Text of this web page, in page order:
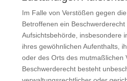
Im Falle von Verstößen gegen
Betroffenen ein Beschwerderecht
Aufsichtsbehörde, insbesondere
ihres gewöhnlichen Aufenthalts,
oder des Orts des mutmaßlichen
Beschwerderecht besteht